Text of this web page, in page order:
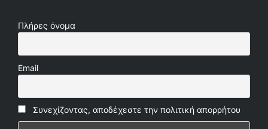
Πλήρες όνομα
Email
Συνεχίζοντας, αποδέχεστε την πολιτική απορρήτου